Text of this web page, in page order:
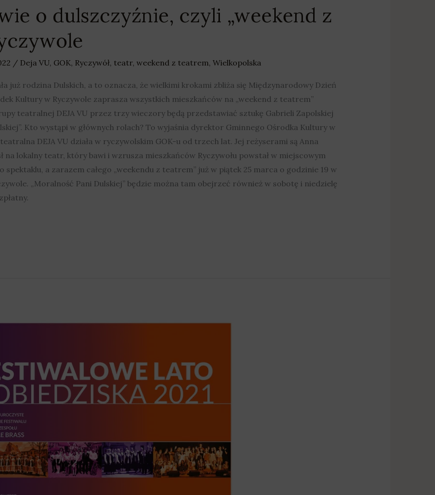
o dulszczyźnie, czyli „weekend z
/ Deja VU, GOK, Ryczywół, teatr, weekend z teatrem, Wielkopolska
już rodzina Dulskich, a to oznacza, że wielkimi krokami zbliża się Międzynarodowy Dzień
Kultury w Ryczywole zaprasza wszystkich mieszkańców na „weekend z teatrem”
teatralnej DEJA VU przez trzy wieczory będą przedstawiać sztukę Gabrieli Zapolskiej
Kto wystąpi w głównych rolach? To wyjaśnia dyrektor Gminnego Ośrodka Kultury w
DEJA VU działa w ryczywolskim GOK-u od trzech lat. Jej reżyserami są Anna
na lokalny teatr, który bawi i wzrusza mieszkańców Ryczywołu powstał w miejscowym
a zarazem całego „weekendu z teatrem” już w piątek 25 marca o godzinie 19 w
„Moralność Pani Dulskiej” będzie można tam obejrzeć również w sobotę i niedzielę